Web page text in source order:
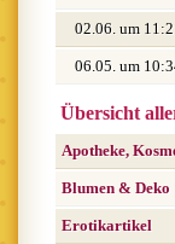
02.06. um
06.05. um
Übersicht
Apotheke,
Blumen & Deko
Erotikartikel